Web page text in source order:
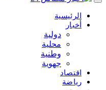
الرئيسية
أخبار
دولية
محلية
وطنية
جهوية
اقتصاد
رياضة